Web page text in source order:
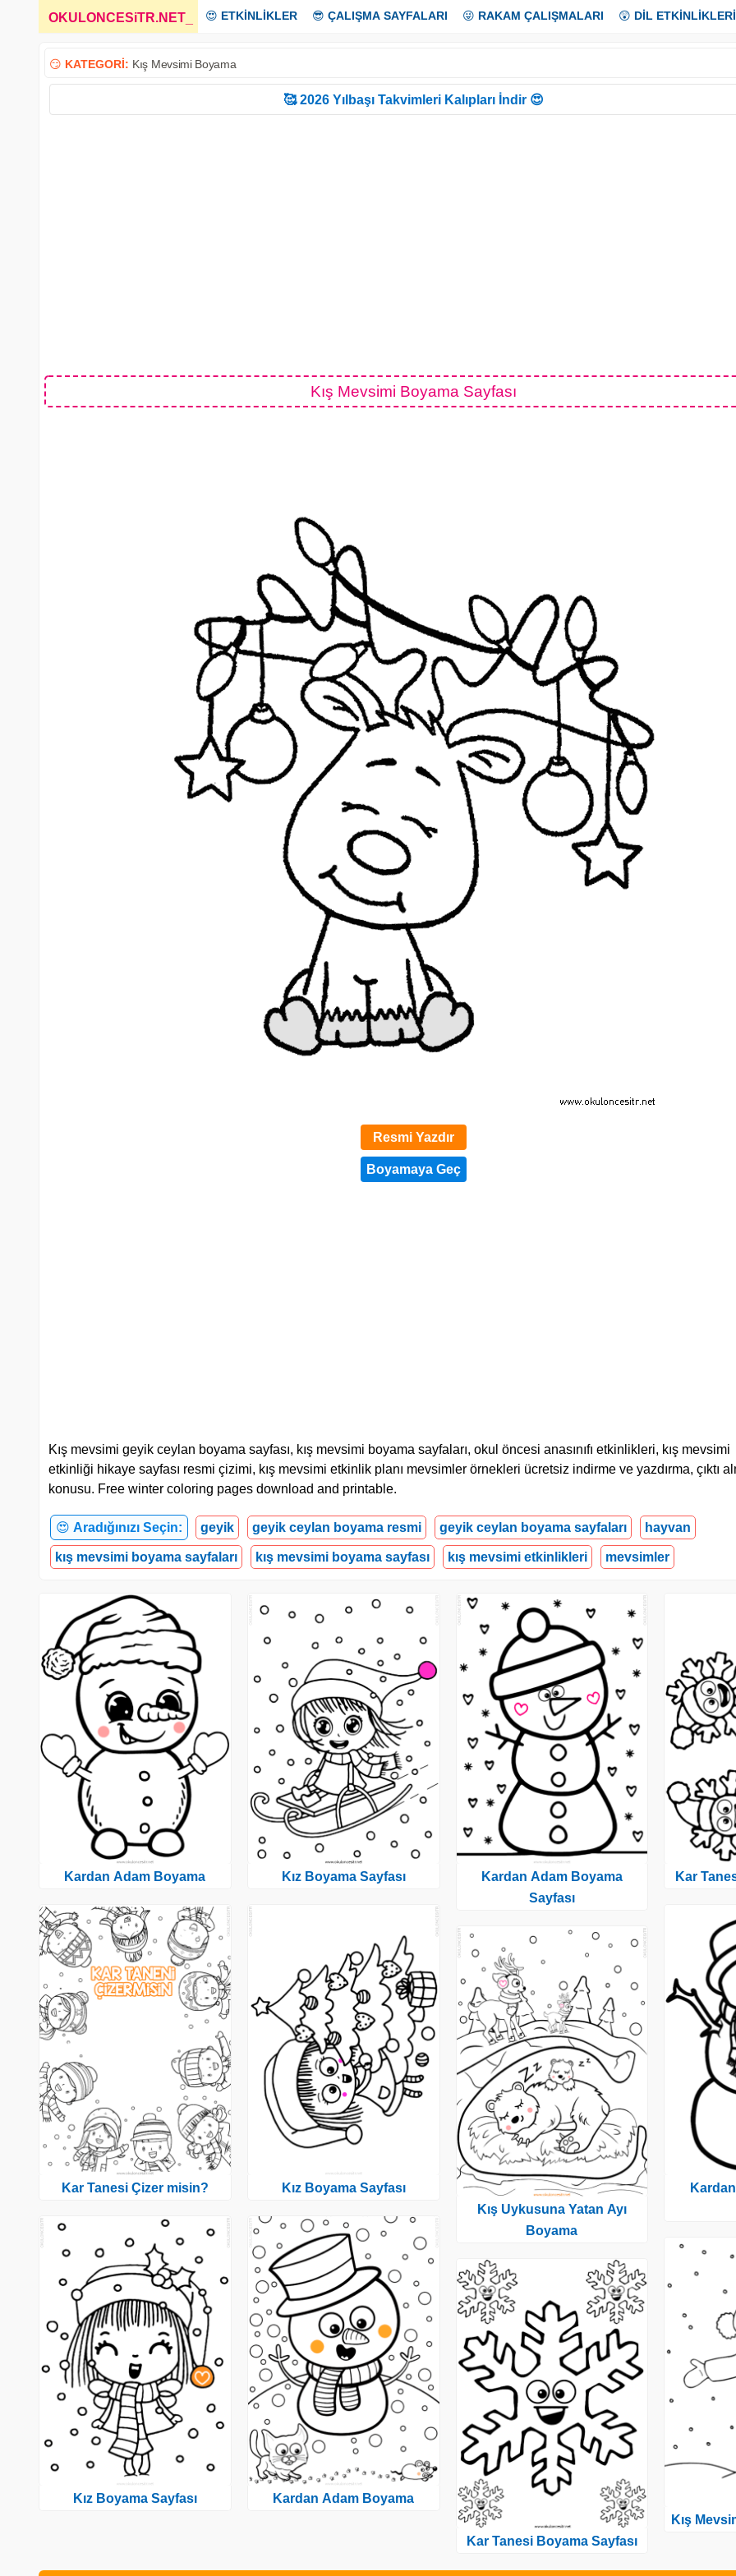
OKULONCESiTR.NET 😍 ETKİNLİKLER 😎 ÇALIŞMA SAYFALARI 😜 RAKAM ÇALIŞMALARI 😲 DİL ETKİNLİKLERİ
😏 KATEGORİ: Kış Mevsimi Boyama
🥰 2026 Yılbaşı Takvimleri Kalıpları İndir 😍
Kış Mevsimi Boyama Sayfası
Resmi Yazdır
Kış mevsimi geyik ceylan boyama sayfası, kış mevsimi boyama sayfaları, okul öncesi anasınıfı etkinlikleri, kış mevsimi
etkinliği hikaye sayfası resmi çizimi, kış mevsimi etkinlik planı mevsimler örnekleri ücretsiz indirme ve yazdırma, çıktı
konusu. Free winter coloring pages download and printable.
😍 Aradığınızı Seçin: geyik geyik ceylan boyama resmi geyik ceylan boyama sayfaları hayvan
kış mevsimi boyama sayfaları kış mevsimi boyama sayfası kış mevsimi etkinlikleri mevsimler
Kardan Adam Boyama
Kar Tanesi Çizer misin?
Kız Boyama Sayfası
Kız Boyama Sayfası
Kız Boyama Sayfası
Kardan Adam Boyama
Kardan Adam Boyama
Sayfası
Kış Uykusuna Yatan Ayı
Boyama
Kar Tanesi Boyama Sayfası
Kar
Kış